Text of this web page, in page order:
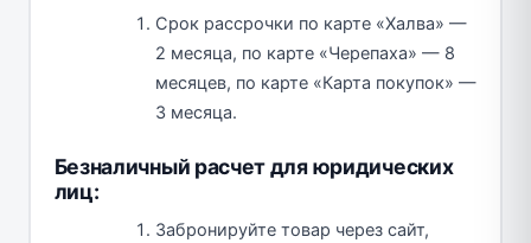
Срок рассрочки по карте «Халва» —
2 месяца, по карте «Черепаха» — 8
месяцев, по карте «Карта покупок» —
3 месяца.
Безналичный расчет для юридических
лиц:
Забронируйте товар через сайт,